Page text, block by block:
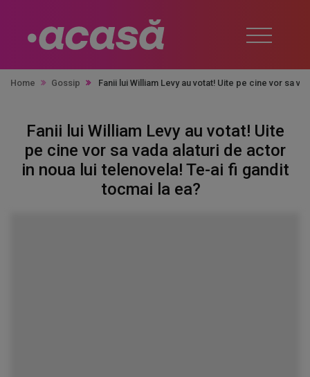
Home Gossip Fanii lui William Levy au votat! Uite pe cine vor sa
Fanii lui William Levy au votat! Uite
pe cine vor sa vada alaturi de actor
in noua lui telenovela! Te-ai fi gandit
tocmai la ea?